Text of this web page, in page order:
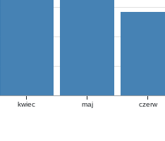
kwiec maj czerw